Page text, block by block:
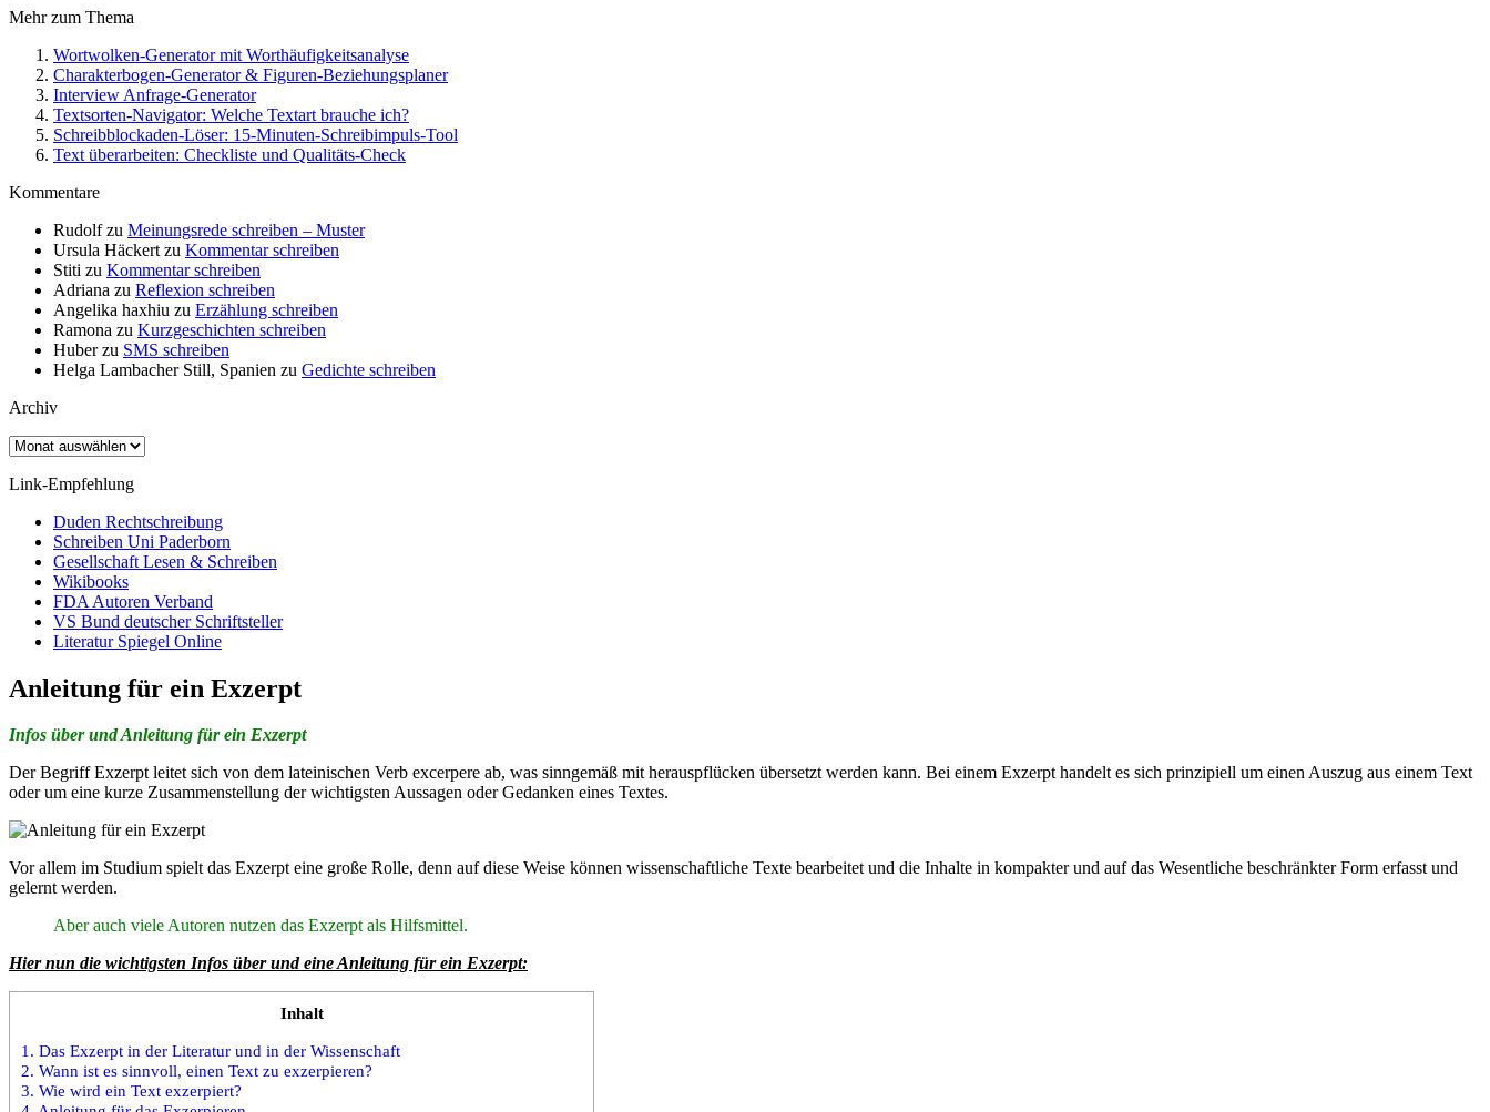
Mehr zum Thema
Wortwolken-Generator mit Worthäufigkeitsanalyse
Charakterbogen-Generator & Figuren-Beziehungsplaner
Interview Anfrage-Generator
Textsorten-Navigator: Welche Textart brauche ich?
Schreibblockaden-Löser: 15-Minuten-Schreibimpuls-Tool
Text überarbeiten: Checkliste und Qualitäts-Check
Kommentare
Rudolfzu Meinungsrede schreiben – Muster
Ursula Häckert zu Kommentar schreiben
Stiti zu Kommentar schreiben
Adriana zu Reflexion schreiben
Angelika haxhiu zu Erzählung schreiben
Ramona zu Kurzgeschichten schreiben
Huberzu SMS schreiben
Helga Lambacher Still, Spanien zu Gedichte schreiben
Archiv
Archiv
Link-Empfehlung
Duden Rechtschreibung
Schreiben Uni Paderborn
Gesellschaft Lesen & Schreiben
Wikibooks
FDA Autoren Verband
VS Bund deutscher Schriftsteller
Literatur Spiegel Online
Anleitung für ein Exzerpt
Infos über und Anleitung für ein Exzerpt
Der Begriff Exzerpt leitet sich von dem lateinischen Verb excerpere ab, was sinngemäß mit herauspflücken übersetzt werden kann. Bei einem Exzerpt handelt es sich prinzipiell um einen Auszug aus einem Text
oder um eine kurze Zusammenstellung der wichtigsten Aussagen oder Gedanken eines Textes.
Vor allem im Studium spielt das Exzerpt eine große Rolle, denn auf diese Weise können wissenschaftliche Texte bearbeitet und die Inhalte in kompakter und auf das Wesentliche beschränkter Form erfasst und
gelernt werden.
Aber auch viele Autoren nutzen das Exzerpt als Hilfsmittel.
Hier nun die wichtigsten Infos über und eine Anleitung für ein Exzerpt:
Inhalt
1. Das Exzerpt in der Literatur und in der Wissenschaft
2. Wann ist es sinnvoll, einen Text zu exzerpieren?
3. Wie wird ein Text exzerpiert?